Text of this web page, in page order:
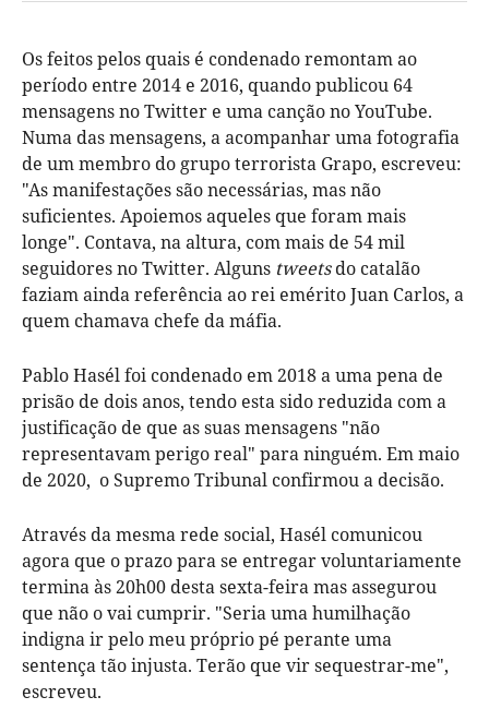
Os feitos pelos quais é condenado remontam ao
período entre 2014 e 2016, quando publicou 64
mensagens no Twitter e uma canção no YouTube.
Numa das mensagens, a acompanhar uma fotografia
de um membro do grupo terrorista Grapo, escreveu:
"As manifestações são necessárias, mas não
suficientes. Apoiemos aqueles que foram mais
longe". Contava, na altura, com mais de 54 mil
seguidores no Twitter. Alguns tweetsdo catalão
faziam ainda referência ao rei emérito Juan Carlos, a
quem chamava chefe da máfia.
Pablo Hasél foi condenado em 2018 a uma pena de
prisão de dois anos, tendo esta sido reduzida com a
justificação de que as suas mensagens "não
representavam perigo real" para ninguém. Em maio
de 2020, o Supremo Tribunal confirmou a decisão.
Através da mesma rede social, Hasél comunicou
agora que o prazo para se entregar voluntariamente
termina às 20h00 desta sexta-feira mas assegurou
que não o vai cumprir. "Seria uma humilhação
indigna ir pelo meu próprio pé perante uma
sentença tão injusta. Terão que vir sequestrar-me",
escreveu.